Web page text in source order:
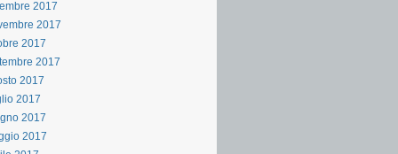
2017
2017
2017
2017
2017
2017
2017
2017